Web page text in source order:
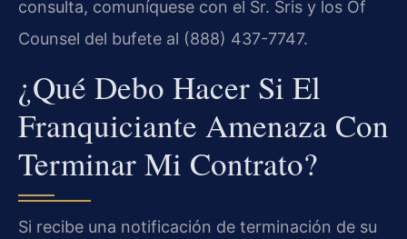
consulta, comuníquese con el Sr. Sris y los Of
Counsel del bufete al (888) 437-7747.
¿Qué Debo Hacer Si El
Franquiciante Amenaza Con
Terminar Mi Contrato?
Si recibe una notificación de terminación de su